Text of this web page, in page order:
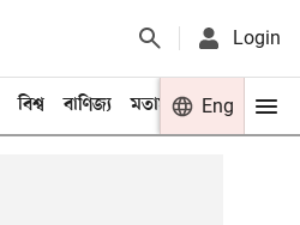
Login
বিশ্ব বাণিজ্য মতামত খেলা
Eng